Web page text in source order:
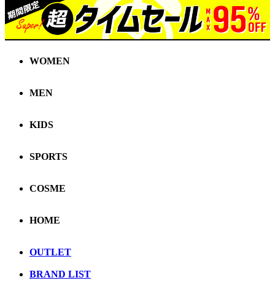
WOMEN
MEN
KIDS
SPORTS
COSME
HOME
OUTLET
BRAND LIST